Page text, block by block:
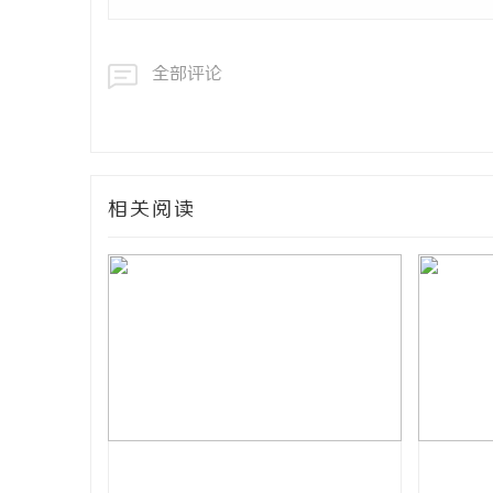
全部评论
相关阅读